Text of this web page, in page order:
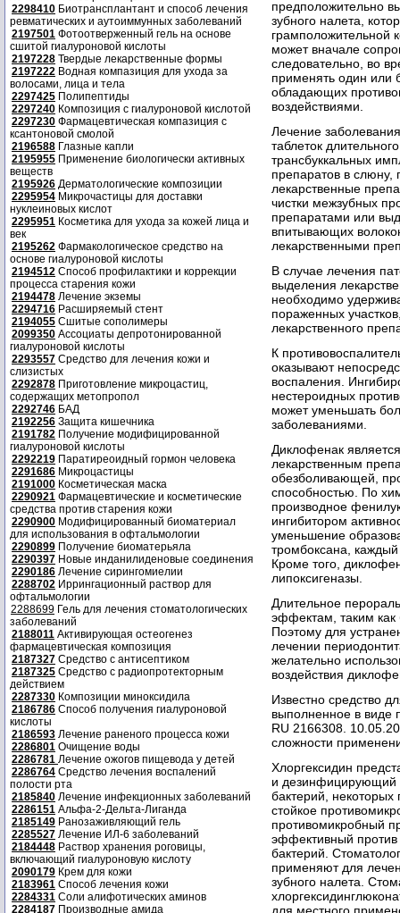
2298410 Биотрансплантант и способ лечения
ревматических и аутоиммунных заболеваний
2197501 Фотоотверженный гель на основе
сшитой гиалуроновой кислоты
2197228 Твердые лекарственные формы
2197222 Водная компазиция для ухода за
волосами, лица и тела
2297425 Полипептиды
2297240 Композиция с гиалуроновой кислотой
2297230 Фармацевтическая компазиция с
ксантоновой смолой
2196588 Глазные капли
2195955 Применение биологически активных
веществ
2195926 Дерматологические композиции
2295954 Микрочастицы для доставки
нуклеиновых кислот
2295951 Косметика для ухода за кожей лица и
век
2195262 Фармакологическое средство на
основе гиалуроновой кислоты
2194512 Способ профилактики и коррекции
процесса старения кожи
2194478 Лечение экземы
2294716 Расширяемый стент
2194055 Сшитые сополимеры
2099350 Ассоциаты депротонированной
гиалуроновой кислоты
2293557 Средство для лечения кожи и
слизистых
2292878 Приготовление микроцастиц,
содержащих метопропол
2292746 БАД
2192256 Защита кишечника
2191782 Получение модифицированной
гиалуроновой кислоты
2292219 Паратиреоидный гормон человека
2291686 Микроцастицы
2191000 Косметическая маска
2290921 Фармацевтические и косметические
средства против старения кожи
2290900 Модифицированный биоматериал
для использования в офтальмологии
2290899 Получение биоматерьяла
2290397 Новые инданилиденовые соединения
2290186 Лечение сирингомиелии
2288702 Иррингационный раствор для
офтальмологии
2288699 Гель для лечения стоматологических
заболеваний
2188011 Активирующая остеогенез
фармацевтическая композиция
2187327 Средство с антисептиком
2187325 Средство с радиопротекторным
действием
2287330 Композиции миноксидила
2186786 Способ получения гиалуроновой
кислоты
2186593 Лечение раненого процесса кожи
2286801 Очищение воды
2286781 Лечение ожогов пищевода у детей
2286764 Средство лечения воспалений
полости рта
2185840 Лечение инфекционных заболеваний
2286151 Альфа-2-Дельта-Лиганда
2185149 Ранозаживляющий гель
2285527 Лечение ИЛ-6 заболеваний
2184448 Раствор хранения роговицы,
включающий гиалуроновую кислоту
2090179 Крем для кожи
2183961 Способ лечения кожи
2284331 Соли алифотических аминов
2284187 Производные амида
предположительно
зубного налета,
грамположительной
может вначале
следовательно, во
применять один или
обладающих
воздействиями.
Лечение
таблеток
трансбуккальных
препаратов в слюну,
лекарственные
чистки межзубных
препаратами или
впитывающих
лекарственными
В случае лечения
выделения
необходимо
пораженных
лекарственного
К
оказывают
воспаления.
нестероидных
может уменьшать
заболеваниями.
Диклофенак
лекарственным
обезболивающей,
способностью. По
производное
ингибитором
уменьшение
тромбоксана,
Кроме того,
липоксигеназы.
Длительное
эффектам, таким как
Поэтому для
лечении
желательно
воздействия
Известно средство
выполненное в виде
RU 2166308.
сложности
Хлоргексидин
и дезинфицирующий
бактерий, некоторых
стойкое
противомикробный
эффективный против
бактерий.
применяют для
зубного налета.